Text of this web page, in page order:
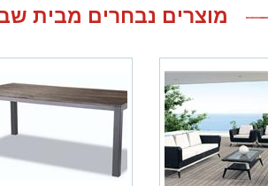
מוצרים נבחרים מבית